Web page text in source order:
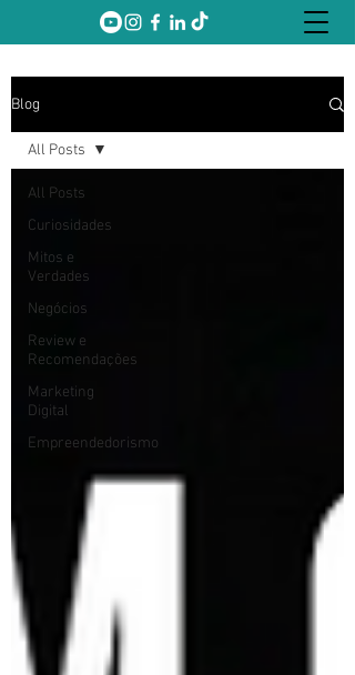
Blog
All Posts
Curiosidades
Mitos e
Verdades
Negócios
Review e
Recomendações
Marketing
Digital
Empreendedorismo
All Posts